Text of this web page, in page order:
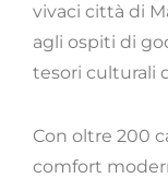
vivaci città di
agli ospiti di
tesori culturali
Con oltre 200
comfort